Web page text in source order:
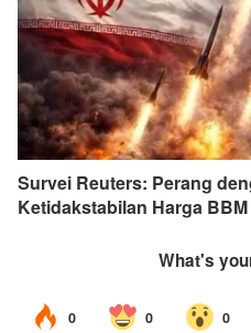
Survei Reuters: Perang
Ketidakstabilan Harga